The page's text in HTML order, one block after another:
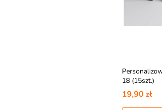
18 (15szt.)
19,90 zł